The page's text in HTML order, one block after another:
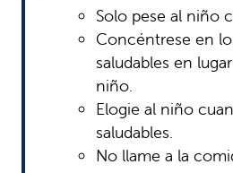
Solo pese al niño
Concéntrese en
saludables en
niño.
Elogie al niño
saludables.
No llame a la